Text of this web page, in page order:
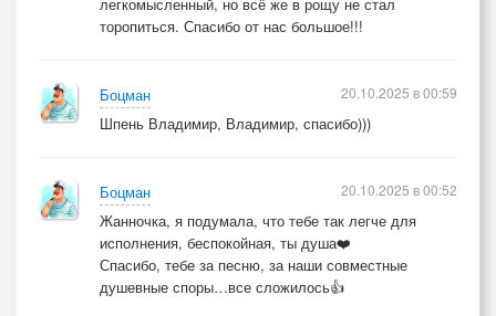
торопиться. Спасибо от нас большое!!!
Боцман
Шпень Владимир, Владимир, спасибо)))
20.10.2025 в 00:59
Боцман
Жанночка, я подумала, что тебе так легче для
исполнения, беспокойная, ты душа❤️
Спасибо, тебе за песню, за наши совместные
душевные споры…все сложилось👍
20.10.2025 в 00:52